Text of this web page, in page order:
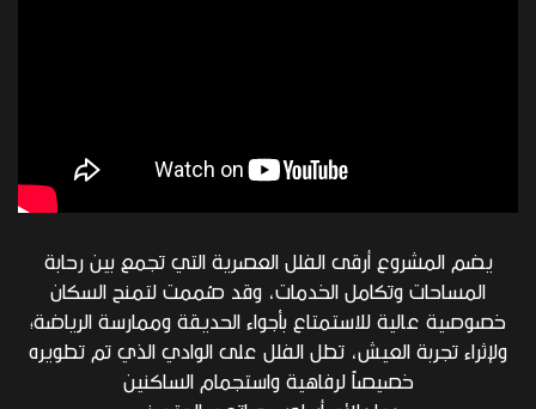
يضم المشروع أرقى الفلل العصرية التي تجمع بين رحابة
المساحات وتكامل الخدمات، وقد صُُممت لتمنح السكان
خصوصية عالية للاستمتاع بأجواء الحديقة وممارسة الرياضة؛
ولإثراء تجربة العيش، تطل الفلل على الوادي الذي تم تطويره
خصيصاًً لرفاهية واستجمام الساكنين